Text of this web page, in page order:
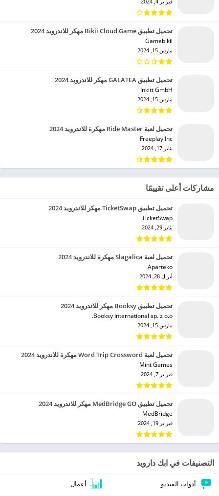
تحميل تطبيق Bikii Cloud Game مهكر للاندرويد 2024
Gamebikii‏
مارس 15, 2024
تحميل تطبيق GALATEA مهكر للاندرويد 2024
Inkitt GmbH‏
مارس 15, 2024
تحميل لعبة Ride Master مهكرة للاندرويد 2024
Freeplay Inc‏
يناير 17, 2024
مشاركات أعلى تقييمًا
تحميل تطبيق TicketSwap مهكر للاندرويد 2024
TicketSwap‏
يناير 29, 2024
تحميل لعبة Slagalica مهكرة للاندرويد 2024
Aparteko‏
أبريل 28, 2024
تحميل تطبيق Booksy مهكر للاندرويد 2024
Booksy International sp. z o.o.‏
مارس 15, 2024
تحميل لعبة Word Trip Crossword مهكرة للاندرويد 2024
Mint Games‏
فبراير 7, 2024
تحميل تطبيق MedBridge GO مهكر للاندرويد 2024
MedBridge‏
فبراير 19, 2024
التصنيفات في ابك دارويد
أدوات الفيديو أعمال